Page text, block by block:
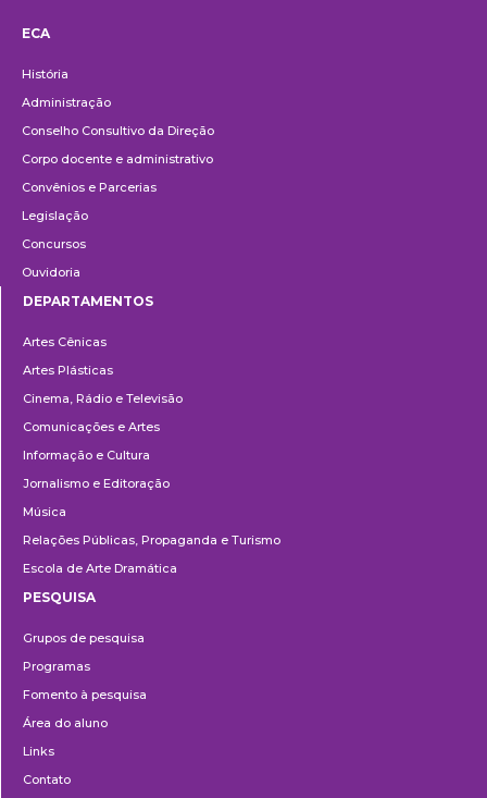
ECA
História
Administração
Conselho Consultivo da Direção
Corpo docente e administrativo
Convênios e Parcerias
Legislação
Concursos
Ouvidoria
DEPARTAMENTOS
Artes Cênicas
Artes Plásticas
Cinema, Rádio e Televisão
Comunicações e Artes
Informação e Cultura
Jornalismo e Editoração
Música
Relações Públicas, Propaganda e Turismo
Escola de Arte Dramática
PESQUISA
Grupos de pesquisa
Programas
Fomento à pesquisa
Área do aluno
Links
Contato